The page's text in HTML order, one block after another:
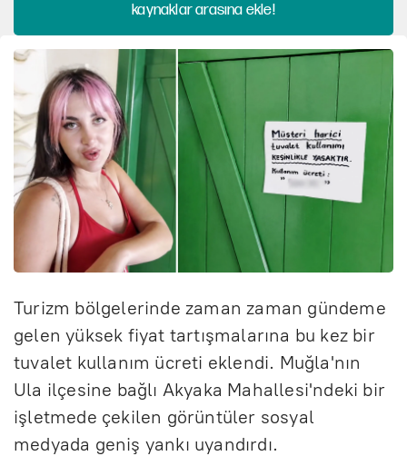
kaynaklar arasına ekle!
Turizm bölgelerinde zaman zaman gündeme
gelen yüksek fiyat tartışmalarına bu kez bir
tuvalet kullanım ücreti eklendi. Muğla'nın
Ula ilçesine bağlı Akyaka Mahallesi'ndeki bir
işletmede çekilen görüntüler sosyal
medyada geniş yankı uyandırdı.